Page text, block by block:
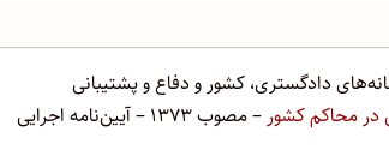
مورخ ۱۳۷۵.۳.۱۶ بنا به پیشنهاد شماره ۱۵.۳۶۷۱ مورخ ۱۳۷۴.۷.۱۰ وزراتخانه‌های دادگستری، کشور و دفاع و پشتیبانی
در محاکم کشور
– مصوب ۱۳۷۳ – آیین‌نامه اجرایی